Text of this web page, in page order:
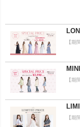
【
【
【